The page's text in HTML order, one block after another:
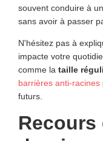
souvent conduire à
sans avoir à passer
N'hésitez pas à
impacte votre
comme la taille
barrières anti-racines
futurs.
Recours